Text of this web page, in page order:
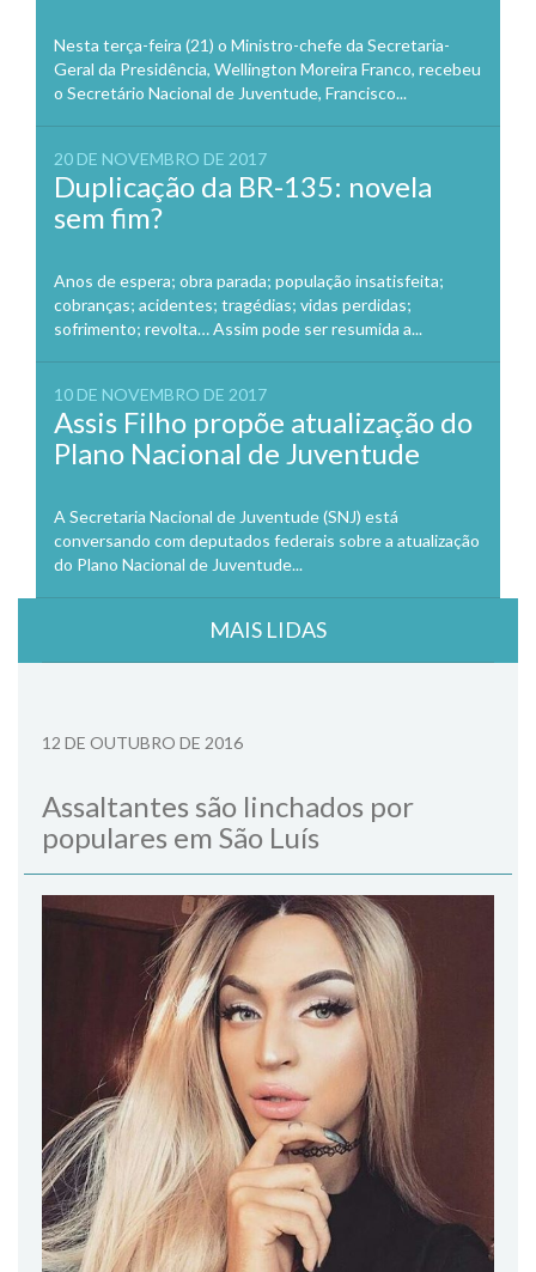
Nesta terça-feira (21) o Ministro-chefe da Secretaria-
Geral da Presidência, Wellington Moreira Franco, recebeu
o Secretário Nacional de Juventude, Francisco...
20 DE NOVEMBRO DE 2017
Duplicação da BR-135: novela
sem fim?
Anos de espera; obra parada; população insatisfeita;
cobranças; acidentes; tragédias; vidas perdidas;
sofrimento; revolta… Assim pode ser resumida a...
10 DE NOVEMBRO DE 2017
Assis Filho propõe atualização do
Plano Nacional de Juventude
A Secretaria Nacional de Juventude (SNJ) está
conversando com deputados federais sobre a atualização
do Plano Nacional de Juventude...
MAIS LIDAS
12 DE OUTUBRO DE 2016
Assaltantes são linchados por
populares em São Luís